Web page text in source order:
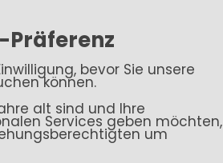
Präferenz
bevor Sie unsere
können.
alt sind und Ihre
Services geben möchten,
um